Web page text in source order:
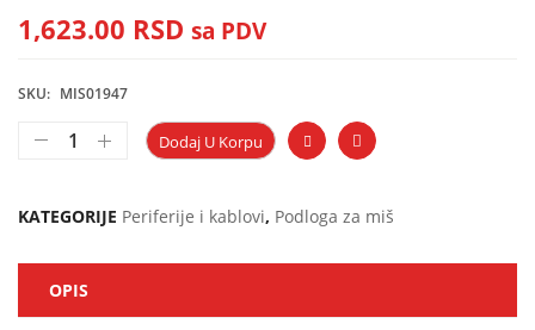
1,623.00 RSD sa PDV
SKU: MIS01947
Dodaj U Korpu
KATEGORIJE Periferije i kablovi, Podloga za miš
OPIS